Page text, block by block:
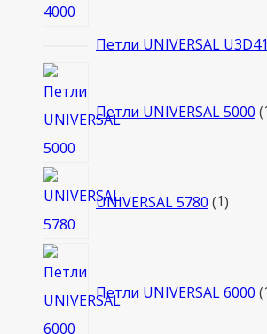
Петли UNIVERSAL
Петли UNIVERSAL 5000
UNIVERSAL 5780 1товар
Петли UNIVERSAL 6000